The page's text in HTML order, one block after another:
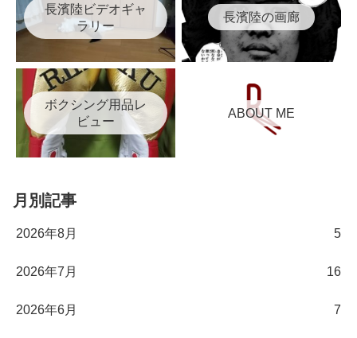
長濱陸ビデオギャ
ラリー
長濱陸の画廊
ボクシング用品レ
ビュー
ABOUT ME
月別記事
2026年8月 5
2026年7月 16
2026年6月 7